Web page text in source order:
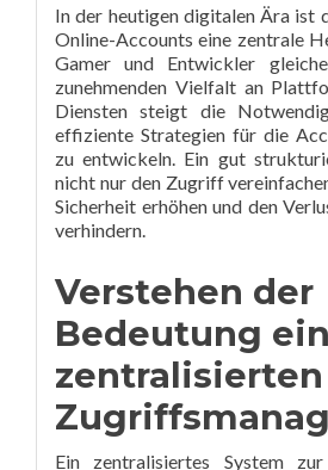
In der heutigen digitalen Ära ist
Online-Accounts eine zentrale
Gamer und Entwickler
zunehmenden Vielfalt an
Diensten steigt die
effiziente Strategien für die
zu entwickeln. Ein gut
nicht nur den Zugriff
Sicherheit erhöhen und den
verhindern.
Verstehen der
Bedeutung
zentralisierten
Ein zentralisiertes System